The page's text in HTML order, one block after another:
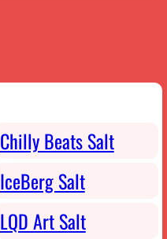
Chilly Beats Salt
IceBerg Salt
LQD Art Salt